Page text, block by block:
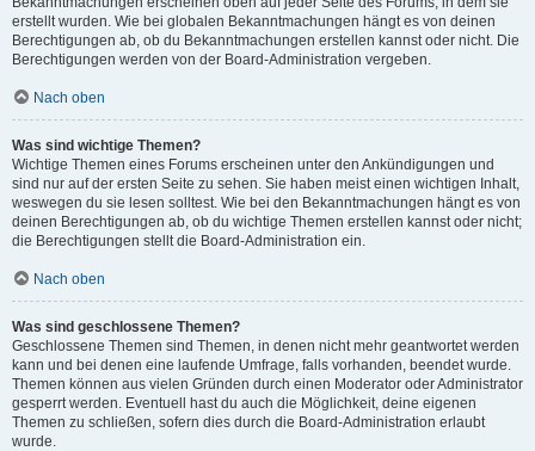
erstellt wurden. Wie bei globalen Bekanntmachungen hängt es von deinen
Berechtigungen ab, ob du Bekanntmachungen erstellen kannst oder nicht. Die
Berechtigungen werden von der Board-Administration vergeben.
Nach oben
Was sind wichtige Themen?
Wichtige Themen eines Forums erscheinen unter den Ankündigungen und
sind nur auf der ersten Seite zu sehen. Sie haben meist einen wichtigen Inhalt,
weswegen du sie lesen solltest. Wie bei den Bekanntmachungen hängt es von
deinen Berechtigungen ab, ob du wichtige Themen erstellen kannst oder nicht;
die Berechtigungen stellt die Board-Administration ein.
Nach oben
Was sind geschlossene Themen?
Geschlossene Themen sind Themen, in denen nicht mehr geantwortet werden
kann und bei denen eine laufende Umfrage, falls vorhanden, beendet wurde.
Themen können aus vielen Gründen durch einen Moderator oder Administrator
gesperrt werden. Eventuell hast du auch die Möglichkeit, deine eigenen
Themen zu schließen, sofern dies durch die Board-Administration erlaubt
wurde.